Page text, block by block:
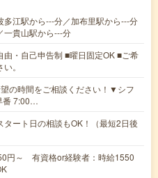
多江駅から---分／加布里駅から---分
一貴山駅から---分
由・自己申告制 ■曜日固定OK ■ご希
。
望の時間をご相談ください！▼シフ
番 7:00…
タート日の相談もOK！（最短2日後
円～ 有資格or経験者：時給1550